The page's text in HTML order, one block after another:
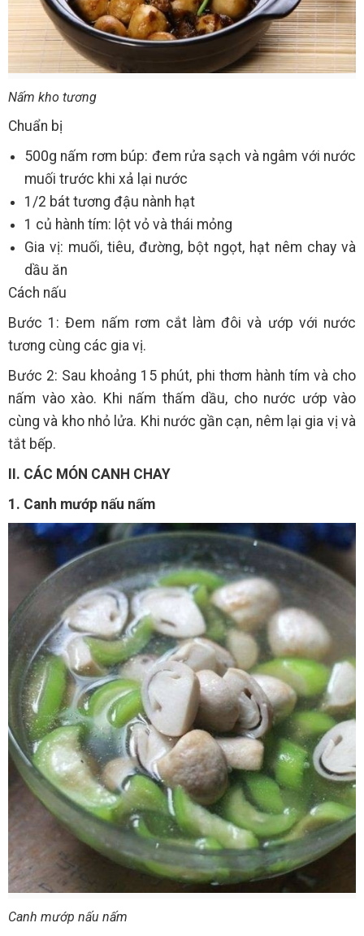
Nấm kho tương
Chuẩn bị
500g nấm rơm búp: đem rửa sạch và ngâm với nước
muối trước khi xả lại nước
1/2 bát tương đậu nành hạt
1 củ hành tím: lột vỏ và thái mỏng
Gia vị: muối, tiêu, đường, bột ngọt, hạt nêm chay và
dầu ăn
Cách nấu
Bước 1: Đem nấm rơm cắt làm đôi và ướp với nước
tương cùng các gia vị.
Bước 2: Sau khoảng 15 phút, phi thơm hành tím và cho
nấm vào xào. Khi nấm thấm dầu, cho nước ướp vào
cùng và kho nhỏ lửa. Khi nước gần cạn, nêm lại gia vị và
tắt bếp.
II. CÁC MÓN CANH CHAY
1. Canh mướp nấu nấm
Canh mướp nấu nấm